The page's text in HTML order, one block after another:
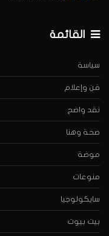
القائمة
سياسة
فن وإعلام
نقد واضح
صحة وهنا
موضة
منوعات
سايكولوجيا
بيت بيوت